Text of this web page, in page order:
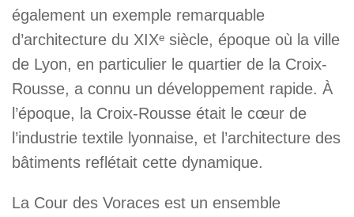
également un exemple remarquable
d’architecture du XIXᵉ siècle, époque où la ville
de Lyon, en particulier le quartier de la Croix-
Rousse, a connu un développement rapide. À
l’époque, la Croix-Rousse était le cœur de
l’industrie textile lyonnaise, et l’architecture des
bâtiments reflétait cette dynamique.
La Cour des Voraces est un ensemble